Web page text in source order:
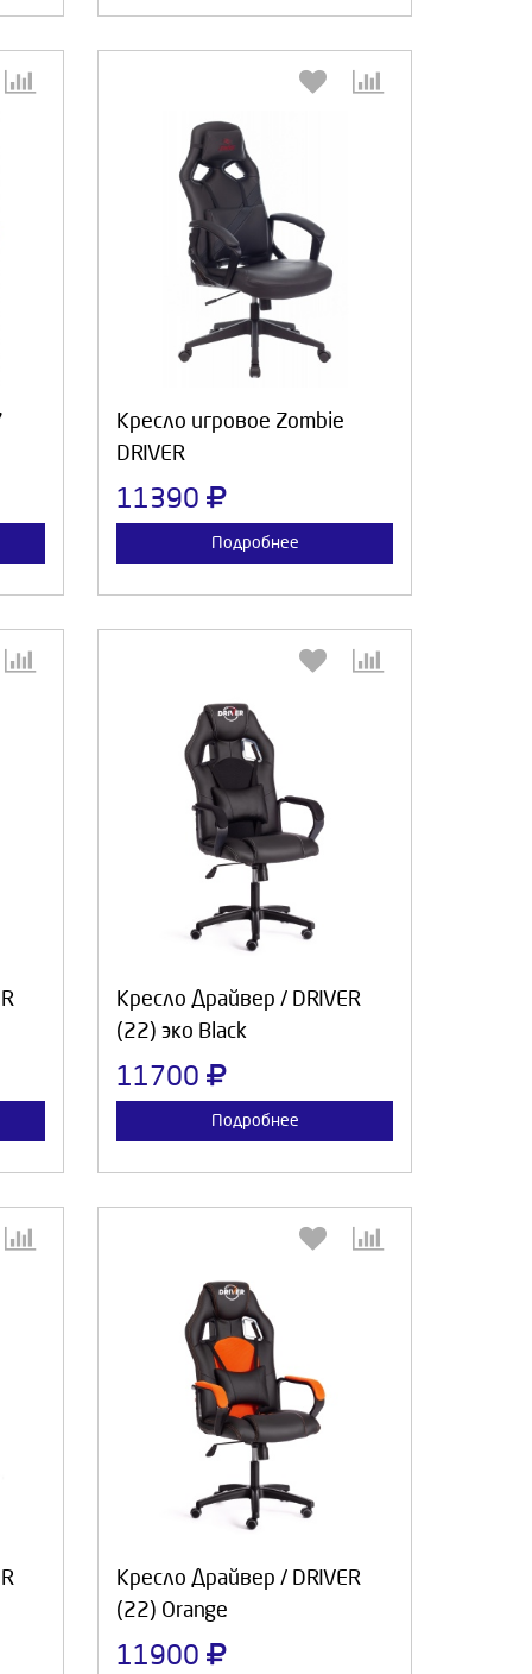
Кресло игровое Zombie
DRIVER
11390
Подробнее
Выберите количество:
Продолжить
Кресло Драйвер / DRIVER
(22) эко Black
11700
Подробнее
Выберите количество:
Продолжить
Кресло Драйвер / DRIVER
(22) Orange
11900
Выберите количество:
Продолжить